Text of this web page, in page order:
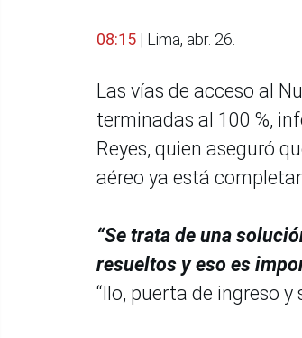
08:15 | Lima, abr. 26.
Las vías de acceso al
terminadas al 100 %,
Reyes, quien aseguró
aéreo ya está
“Se trata de una
resueltos y eso es
“Ilo, puerta de ingreso y